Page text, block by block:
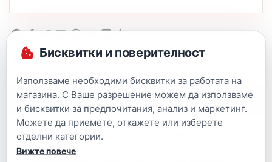
Описание
Специалната поредица „Дълг и чест” на
издателство „Захарий Стоянов” включва
Бисквитки и поверителност
Използваме необходими бисквитки за работата на
магазина. С Ваше разрешение можем да използваме
и бисквитки за предпочитания, анализ и маркетинг.
Можете да приемете, откажете или изберете
отделни категории.
Вижте повече